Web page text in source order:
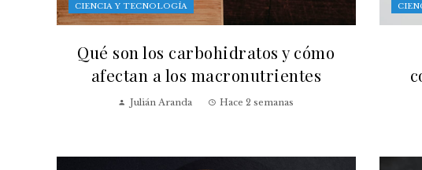
CIENCIA Y TECNOLOGÍA
Qué son los carbohidratos y cómo
afectan a los macronutrientes
Julián Aranda Hace 2 semanas